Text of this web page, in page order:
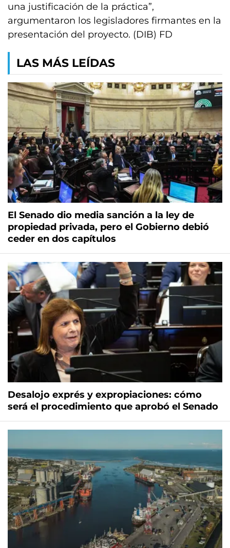
una justificación de la práctica”,
argumentaron los legisladores firmantes en la
presentación del proyecto. (DIB) FD
LAS MÁS LEÍDAS
El Senado dio media sanción a la ley de
propiedad privada, pero el Gobierno debió
ceder en dos capítulos
Desalojo exprés y expropiaciones: cómo
será el procedimiento que aprobó el Senado